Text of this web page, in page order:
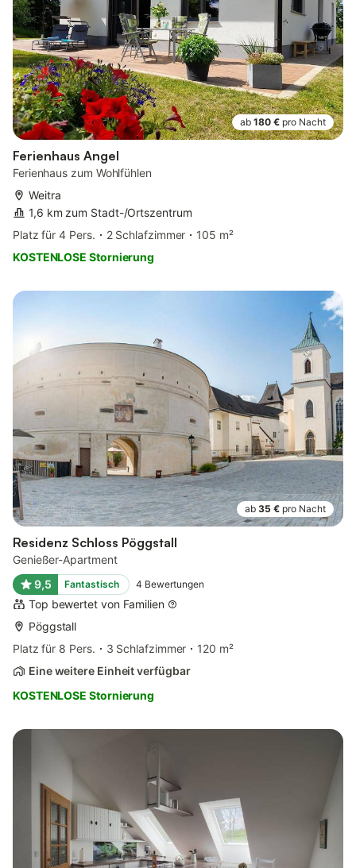
ab 180 € pro Nacht
Ferienhaus Angel
Ferienhaus zum Wohlfühlen
Weitra
1,6 km zum Stadt-/Ortszentrum
Platz für 4 Pers.
2 Schlafzimmer
105 m²
KOSTENLOSE Stornierung
ab 35 € pro Nacht
Residenz Schloss Pöggstall
Genießer-Apartment
9,5
Fantastisch 4 Bewertungen
Top bewertet von Familien
Pöggstall
Platz für 8 Pers.
3 Schlafzimmer
120 m²
Eine weitere Einheit verfügbar
KOSTENLOSE Stornierung